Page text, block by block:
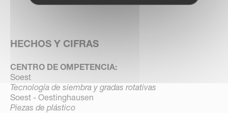
HECHOS Y CIFRAS
CENTRO DE OMPETENCIA:
Soest
Tecnología de siembra y gradas rotativas
Soest - Oestinghausen
Piezas de plástico